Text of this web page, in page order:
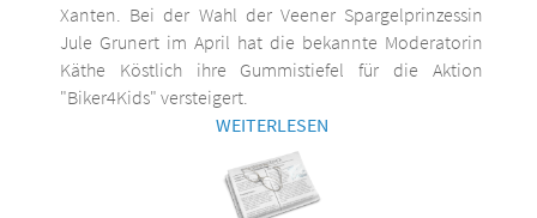
Xanten. Bei der Wahl der Veener Spargelprinzessin
Jule Grunert im April hat die bekannte Moderatorin
Käthe Köstlich ihre Gummistiefel für die Aktion
"Biker4Kids" versteigert.
WEITERLESEN